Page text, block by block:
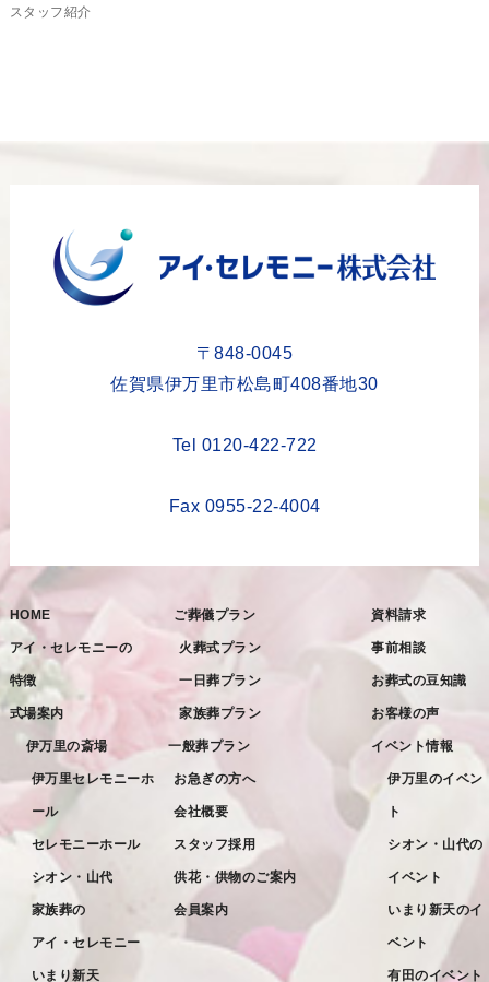
2023年11月
2023年8月
2023年6月
2022年11月
2022年10月
2022年9月
2022年8月
2022年7月
2022年6月
2022年5月
2022年4月
2022年1月
スタッフ紹介
〒848-0045
佐賀県伊万里市松島町408番地30
Tel 0120-422-722
Fax 0955-22-4004
HOME
アイ・セレモニーの
特徴
式場案内
伊万里の斎場
伊万里セレモニーホ
ール
セレモニーホール
シオン・山代
家族葬の
アイ・セレモニー
いまり新天
ご葬儀プラン
火葬式プラン
一日葬プラン
家族葬プラン
一般葬プラン
お急ぎの方へ
会社概要
スタッフ採用
供花・供物のご案内
会員案内
資料請求
事前相談
お葬式の豆知識
お客様の声
イベント情報
伊万里のイベン
ト
シオン・山代の
イベント
いまり新天のイ
ベント
有田のイベント